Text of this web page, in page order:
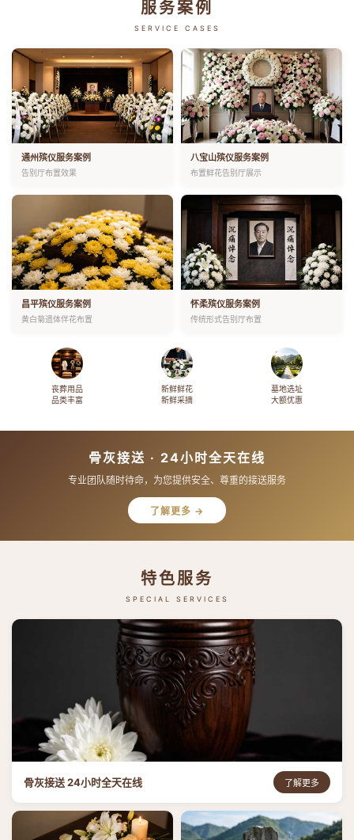
服务案例
SERVICE CASES
通州殡仪服务案例
告别厅布置效果
八宝山殡仪服务案例
布置鲜花告别厅展示
昌平殡仪服务案例
黄白菊遗体伴花布置
怀柔殡仪服务案例
传统形式告别厅布置
丧葬用品
品类丰富
新鲜鲜花
新鲜采摘
墓地选址
大额优惠
骨灰接送 · 24小时全天在线
专业团队随时待命，为您提供安全、尊重的接送服务
了解更多 →
特色服务
SPECIAL SERVICES
骨灰接送 24小时全天在线 了解更多